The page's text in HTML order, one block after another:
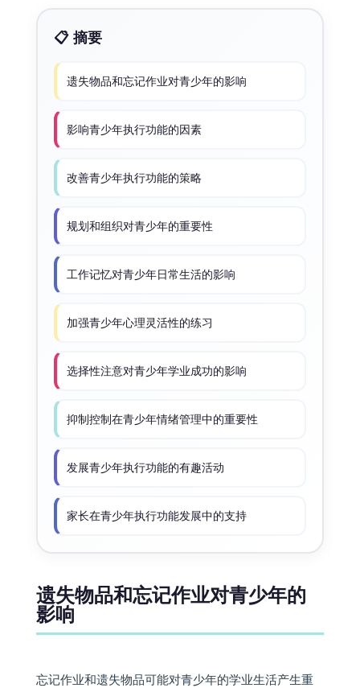
📋 摘要
遗失物品和忘记作业对青少年的影响
影响青少年执行功能的因素
改善青少年执行功能的策略
规划和组织对青少年的重要性
工作记忆对青少年日常生活的影响
加强青少年心理灵活性的练习
选择性注意对青少年学业成功的影响
抑制控制在青少年情绪管理中的重要性
发展青少年执行功能的有趣活动
家长在青少年执行功能发展中的支持
遗失物品和忘记作业对青少年的
影响
忘记作业和遗失物品可能对青少年的学业生活产生重